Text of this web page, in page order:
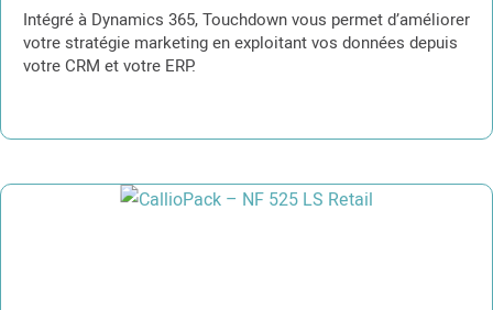
Intégré à Dynamics 365, Touchdown vous permet d’améliorer
votre stratégie marketing en exploitant vos données depuis
votre CRM et votre ERP.